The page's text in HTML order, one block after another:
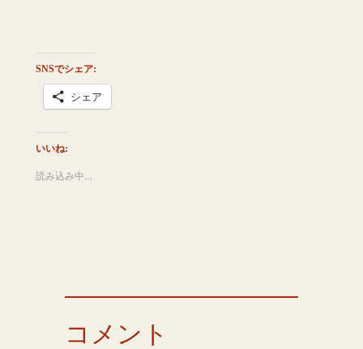
SNSでシェア:
シェア
いいね:
読み込み中…
コメント